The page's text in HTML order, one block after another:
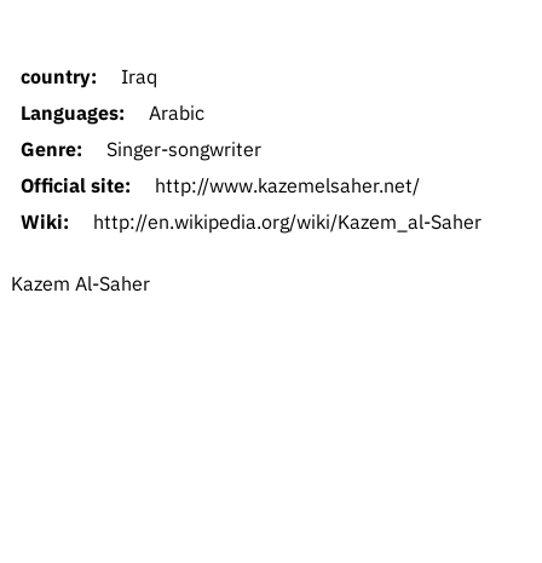
country:
Iraq
Languages:
Arabic
Genre:
Singer-songwriter
Official site:
http://www.kazemelsaher.net/
Wiki:
http://en.wikipedia.org/wiki/Kazem_al-Saher
Kazem Al-Saher